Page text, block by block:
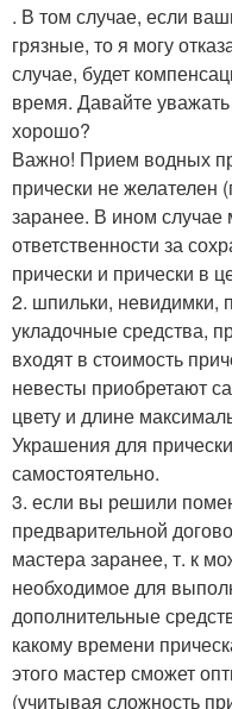
. В том случае, если
грязные, то я могу
случае, будет
время. Давайте уважать
хорошо?
Важно! Прием водных
прически не желателен
заранее. В ином случае
ответственности за
прически и прически в
2. шпильки, невидимки,
укладочные средства,
входят в стоимость
невесты приобретают
цвету и длине
Украшения для
самостоятельно.
3. если вы решили
предварительной
мастера заранее, т. к
необходимое для
дополнительные
какому времени
этого мастер сможет
(учитывая сложность